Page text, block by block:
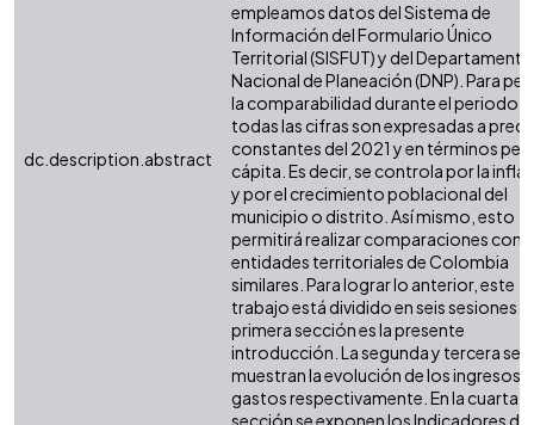
dc.description.abstract
empleamos datos del Sistema de
Información del Formulario Único
Territorial (SISFUT) y del Departamento
Nacional de Planeación (DNP). Para
la comparabilidad durante el periodo,
todas las cifras son expresadas a
constantes del 2021 y en términos per
cápita. Es decir, se controla por la
y por el crecimiento poblacional del
municipio o distrito. Así mismo, esto
permitirá realizar comparaciones con
entidades territoriales de Colombia
similares. Para lograr lo anterior, este
trabajo está dividido en seis sesiones:
primera sección es la presente
introducción. La segunda y tercera
muestran la evolución de los ingresos
gastos respectivamente. En la cuarta
sección se exponen los Indicadores de